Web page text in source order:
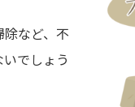
など、不
でしょう